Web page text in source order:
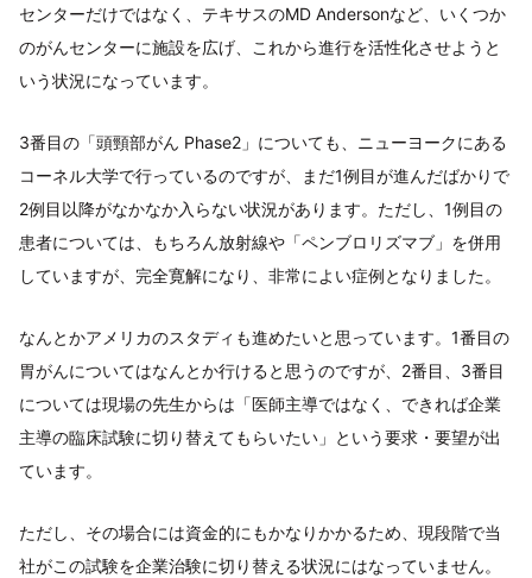
センターだけではなく、テキサスのMD Andersonなど、いくつか
のがんセンターに施設を広げ、これから進行を活性化させようと
いう状況になっています。
3番目の「頭頸部がん Phase2」についても、ニューヨークにある
コーネル大学で行っているのですが、まだ1例目が進んだばかりで
2例目以降がなかなか入らない状況があります。ただし、1例目の
患者については、もちろん放射線や「ペンブロリズマブ」を併用
していますが、完全寛解になり、非常によい症例となりました。
なんとかアメリカのスタディも進めたいと思っています。1番目の
胃がんについてはなんとか行けると思うのですが、2番目、3番目
については現場の先生からは「医師主導ではなく、できれば企業
主導の臨床試験に切り替えてもらいたい」という要求・要望が出
ています。
ただし、その場合には資金的にもかなりかかるため、現段階で当
社がこの試験を企業治験に切り替える状況にはなっていません。